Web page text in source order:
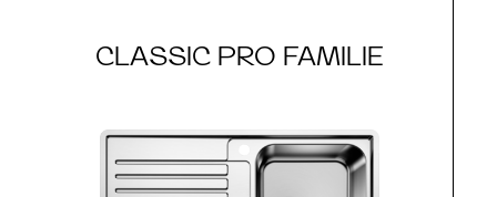
CLASSIC PRO FAMILIE